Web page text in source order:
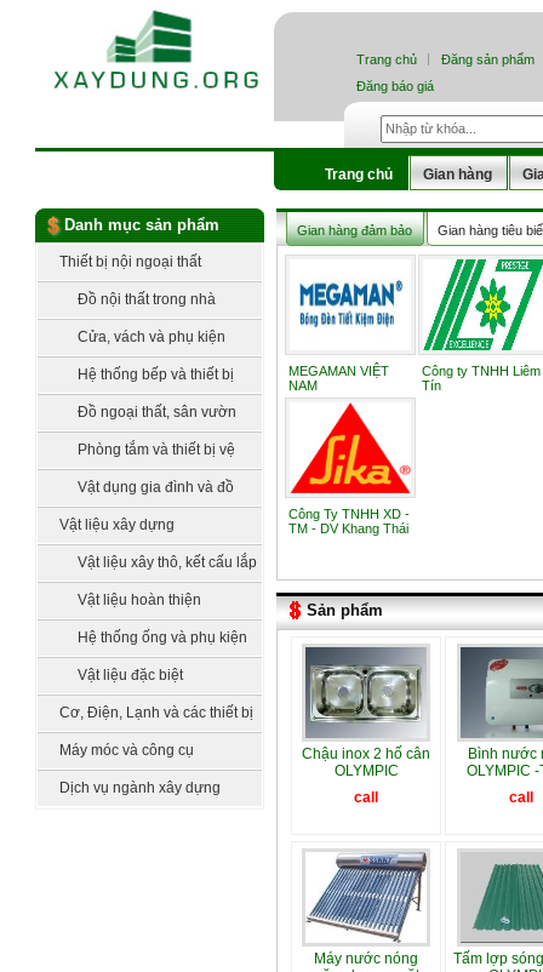
Trang chủ
Đăng sản phẩm
Đăng báo giá
Trang chủ Gian hàng
Danh mục sản phẩm
Thiết bị nội ngoại thất
Đồ nội thất trong nhà
Cửa, vách và phụ kiện
Hệ thống bếp và thiết bị
Đồ ngoại thất, sân vườn
Phòng tắm và thiết bị vệ
Vật dụng gia đình và đồ
làm vườn
Vật liệu xây dựng
Vật liệu xây thô, kết cấu lắp
Vật liệu hoàn thiện
Hệ thống ống và phụ kiện
Vật liệu đặc biệt
Cơ, Điện, Lạnh và các thiết bị
công nghệ
Máy móc và công cụ
Dịch vụ ngành xây dựng
Gian hàng đảm bảo Gian hàng tiêu
MEGAMAN VIỆT
NAM
Công ty TNHH Liêm
Tín
Công Ty TNHH XD -
TM - DV Khang Thái
Sản phẩm
Chậu inox 2 hố cân
OLYMPIC
call
Bình nước
OLYMPIC -
call
Máy nước nóng
Tấm lợp